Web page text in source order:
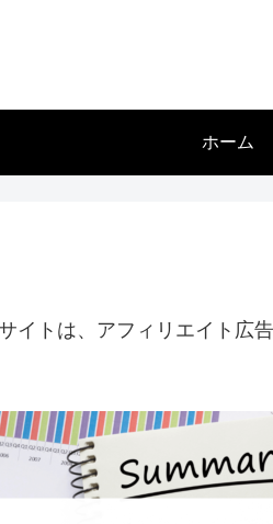
ホーム
イトは、アフィリエイト広告